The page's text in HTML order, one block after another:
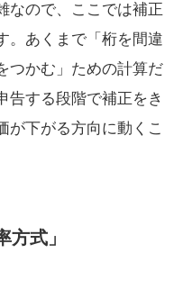
なので、ここでは補正
。あくまで「桁を間違
つかむ」ための計算だ
告する段階で補正をき
が下がる方向に動くこ
式」